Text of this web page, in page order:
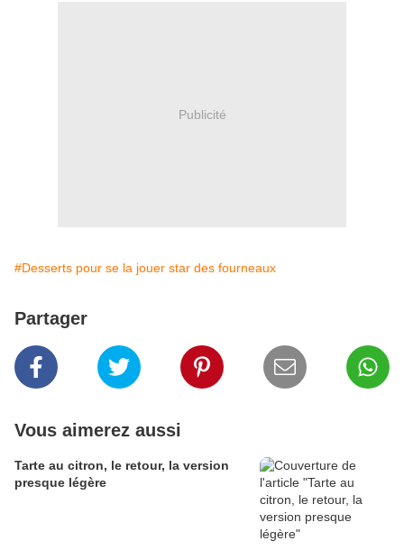
Publicité
#Desserts pour se la jouer star des fourneaux
Partager
Vous aimerez aussi
Tarte au citron, le retour, la version
presque légère